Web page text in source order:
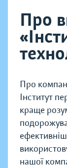
Про
Про
Інститут
краще
нашої